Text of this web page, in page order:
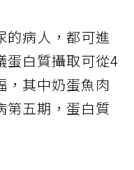
的病人，都可進
蛋白質攝取可從4
，其中奶蛋魚肉
第五期，蛋白質